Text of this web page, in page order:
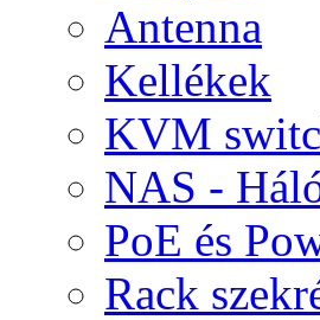
Antenna
Kellékek
KVM
NAS -
PoE és
Rack